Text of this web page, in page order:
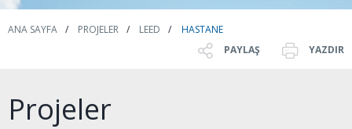
ANA SAYFA PROJELER LEED
HASTANE
PAYLAŞ
YAZDIR
Projeler